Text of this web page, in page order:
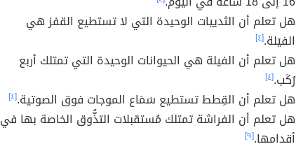
هل تعلم أن الثدييات الوحيدة التي لا تستطيع القفز هي
الفيَلة.[٤]
هل تعلم أن الفيلة هي الحيوانات الوحيدة التي تمتلك أربع
رُكَب.[٤]
هل تعلم أن القِطط تستطيع سَمَاع الموجات فوق الصوتية.[٤]
هل تعلم أن الفراشة تمتلك مُستقبلات التذُّوق الخاصة بها في
أقدامها.[٩]